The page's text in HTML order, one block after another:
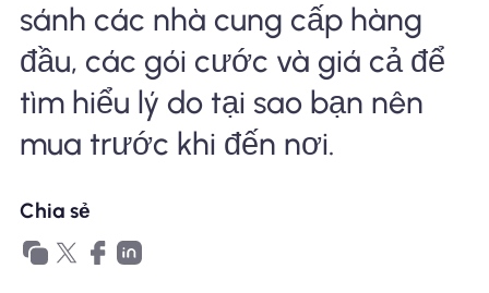
sánh các nhà cung cấp hàng
đầu, các gói cước và giá cả để
tìm hiểu lý do tại sao bạn nên
mua trước khi đến nơi.
Chia sẻ